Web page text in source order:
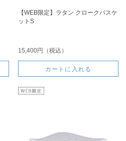
【WEB限定】ラタン クロークバスケ
ットS
15,400円（税込）
カートに入れる